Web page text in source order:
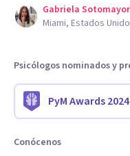
Gabriela Sotomayor
Miami, Estados
Psicólogos nominados y
PyM Awards 2024
Conócenos